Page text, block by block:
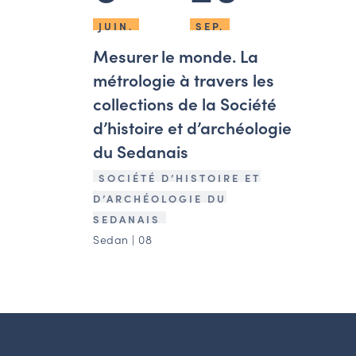
JUIN. SEP.
Mesurer le monde. La
métrologie à travers les
collections de la Société
d’histoire et d’archéologie
du Sedanais
SOCIÉTÉ D’HISTOIRE ET
D’ARCHÉOLOGIE DU
SEDANAIS
Sedan | 08